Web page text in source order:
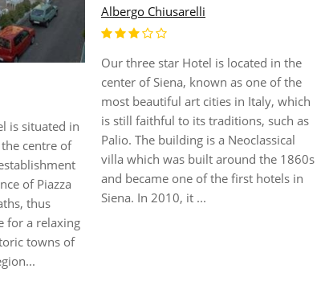
is situated in
centre of
of Piazza
thus
for a relaxing
towns of
Albergo Chiusarelli
Our three star Hotel is located in the
center of Siena, known as one of the
most beautiful art cities in Italy, which
is still faithful to its traditions, such as
Palio. The building is a Neoclassical
villa which was built around the 1860s
and became one of the first hotels in
Siena. In 2010, it ...